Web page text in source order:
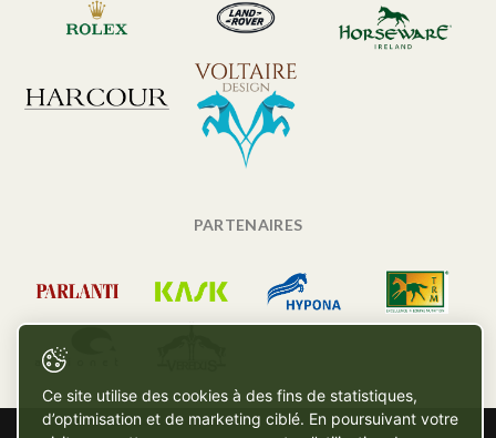
PARTENAIRES
Ce site utilise des cookies à des fins de statistiques,
d’optimisation et de marketing ciblé. En poursuivant votre